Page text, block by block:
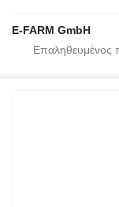
E-FARM GmbH